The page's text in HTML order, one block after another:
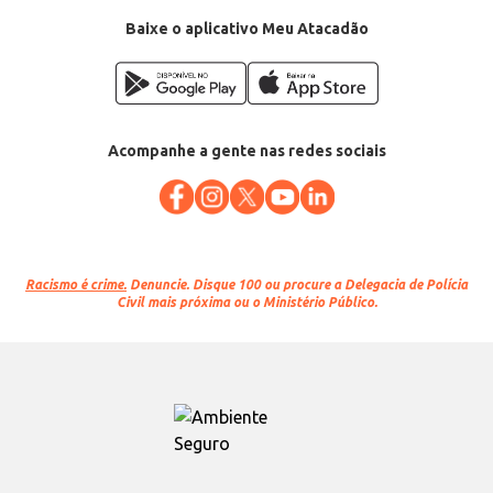
Baixe o aplicativo Meu Atacadão
Acompanhe a gente nas redes sociais
Racismo é crime. Denuncie. Disque 100 ou procure a Delegacia de Polícia
Civil mais próxima ou o Ministério Público.